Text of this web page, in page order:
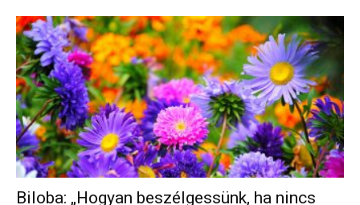
Biloba: „Hogyan beszélgessünk, ha nincs